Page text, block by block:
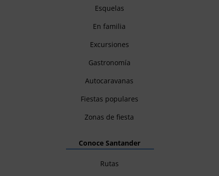
Esquelas
En familia
Excursiones
Gastronomía
Autocaravanas
Fiestas populares
Zonas de fiesta
Conoce Santander
Rutas